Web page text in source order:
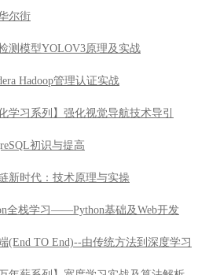
新时代：技术原理与实操
全栈学习——Python基础及Web开发
(End TO End)--由传统方法到深度学习
年薪系列】宽度学习实战及算法解析
快速入门
透测试工具之Burp Suite使用精讲
全栈学习——Python自动化测试
维之基础服务进阶实战